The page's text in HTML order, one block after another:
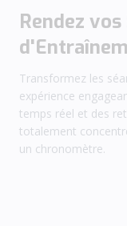
Rendez vos
Transformez les
expérience
temps réel et des
totalement
un chronomètre.